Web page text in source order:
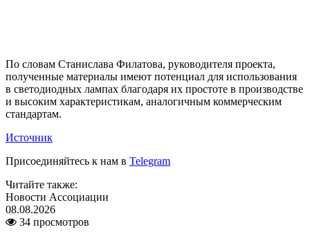
По словам Станислава Филатова, руководителя проекта,
полученные материалы имеют потенциал для использования
в светодиодных лампах благодаря их простоте в производстве
и высоким характеристикам, аналогичным коммерческим
стандартам.
Источник
Присоединяйтесь к нам в Telegram
Читайте также:
Новости Ассоциации
08.08.2026
34 просмотров